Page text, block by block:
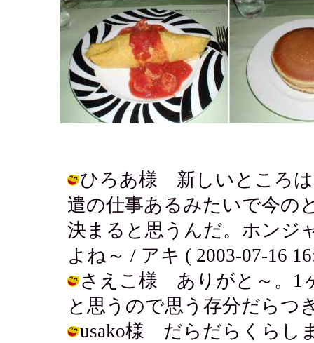
ひろあ様 新しいところは
遣の仕事あるみたいで今の
決まると思うんだ。ホンジ
よね～ / アキ ( 2003-07-16
さえこ様 ありがと～。1
と思うので思う存分だらつ
usako様 だらだらくらし